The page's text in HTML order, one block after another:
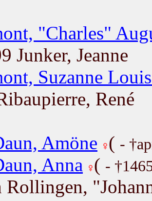
"Charles"
Junker, Jeanne
Suzanne
René
Amöne ( -
Anna ( -
Rollingen,